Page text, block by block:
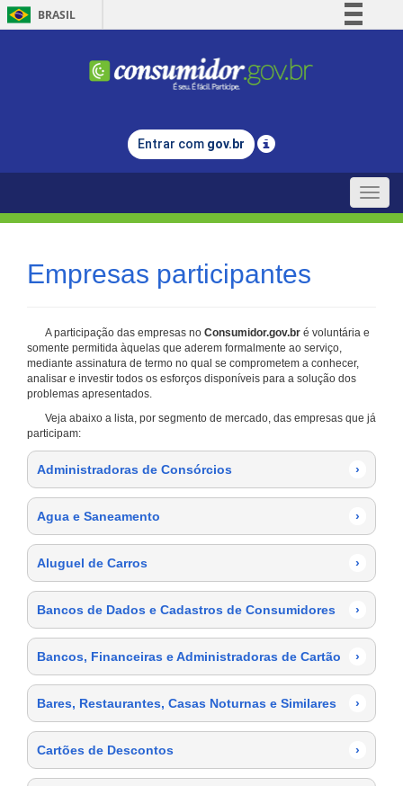
BRASIL
Comunica BR
Legislação
Entrar com gov.br
Toggle
Empresas participantes
A participação das empresas no Consumidor.gov.br é voluntária e
somente permitida àquelas que aderem formalmente ao serviço,
mediante assinatura de termo no qual se comprometem a conhecer,
analisar e investir todos os esforços disponíveis para a solução dos
problemas apresentados.
Veja abaixo a lista, por segmento de mercado, das empresas que já
participam:
Administradoras de Consórcios ›
Agua e Saneamento ›
Aluguel de Carros ›
Bancos de Dados e Cadastros de Consumidores ›
Bancos, Financeiras e Administradoras de Cartão ›
Bares, Restaurantes, Casas Noturnas e Similares ›
Cartões de Descontos ›